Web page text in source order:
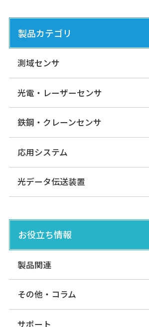
製品カテゴリ
測域センサ
光電・レーザーセンサ
鉄鋼・クレーンセンサ
応用システム
光データ伝送装置
お役立ち情報
製品関連
その他・コラム
サポート